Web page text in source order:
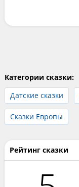
Категории сказки:
Датские сказки
Сказки Европы
Рейтинг сказки